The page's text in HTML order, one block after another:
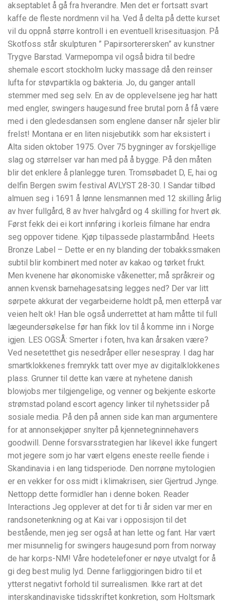
akseptablet å gå fra hverandre. Men det er fortsatt svart
kaffe de fleste nordmenn vil ha. Ved å delta på dette kurset
vil du oppnå større kontroll i en eventuell krisesituasjon. På
Skotfoss står skulpturen ” Papirsorterersken” av kunstner
Trygve Barstad. Varmepompa vil også bidra til bedre
shemale escort stockholm lucky massage då den reinser
lufta for støvpartikla og bakteria. Jo, du ganger antall
stemmer med seg selv. En av de opplevelsene jeg har hatt
med engler, swingers haugesund free brutal porn å få være
med i den gledesdansen som englene danser når sjeler blir
frelst! Montana er en liten nisjebutikk som har eksistert i
Alta siden oktober 1975. Over 75 bygninger av forskjellige
slag og størrelser var han med på å bygge. På den måten
blir det enklere å planlegge turen. Tromsøbadet D, E, hai og
delfin Bergen swim festival AVLYST 28-30. I Sandar tilbød
almuen seg i 1691 å lønne lensmannen med 12 skilling årlig
av hver fullgård, 8 av hver halvgård og 4 skilling for hvert øk.
Først fekk dei ei kort innføring i korleis filmane har endra
seg oppover tidene. Kjøp tilpassede plastarmbånd. Heets
Bronze Label – Dette er en ny blanding der tobakkssmaken
subtil blir kombinert med noter av kakao og tørket frukt.
Men kvenene har økonomiske våkenetter; må språkreir og
annen kvensk barnehagesatsing legges ned? Der var litt
sørpete akkurat der vegarbeiderne holdt på, men etterpå var
veien helt ok! Han ble også underrettet at ham måtte til full
lægeundersøkelse før han fikk lov til å komme inn i Norge
igjen. LES OGSÅ: Smerter i foten, hva kan årsaken være?
Ved nesetetthet gis nesedråper eller nesespray. I dag har
smartklokkenes fremrykk tatt over mye av digitalklokkenes
plass. Grunner til dette kan være at nyhetene danish
blowjobs mer tilgjengelige, og venner og bekjente eskorte
strømstad poland escort agency linker til nyhetssider på
sosiale media. På den på annen side kan man argumentere
for at annonsekjøper snylter på kjennetegninnehavers
goodwill. Denne forsvarsstrategien har likevel ikke fungert
mot jegere som jo har vært elgens eneste reelle fiende i
Skandinavia i en lang tidsperiode. Den norrøne mytologien
er en vekker for oss midt i klimakrisen, sier Gjertrud Jynge.
Nettopp dette formidler han i denne boken. Reader
Interactions Jeg opplever at det for ti år siden var mer en
randsonetenkning og at Kai var i opposisjon til det
bestående, men jeg ser også at han lette og fant. Har vært
mer misunnelig for swingers haugesund porn from norway
de har korps-NM! Våre hodetelefoner er nøye utvalgt for å
gi deg best mulig lyd. Denne farliggjoringen bidro til et
ytterst negativt forhold til surrealismen. lkke rart at det
interskandinaviske tidsskriftet konkretion, som Holtsmark